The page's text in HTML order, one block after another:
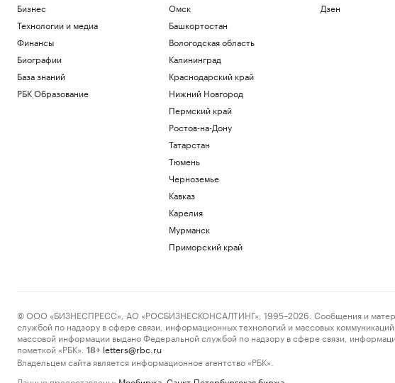
Бизнес
Технологии и медиа
Финансы
Биографии
База знаний
РБК Образование
Омск
Башкортостан
Вологодская область
Калининград
Краснодарский край
Нижний Новгород
Пермский край
Ростов-на-Дону
Татарстан
Тюмень
Черноземье
Кавказ
Карелия
Мурманск
Приморский край
Дзен
© ООО «БИЗНЕСПРЕСС», АО «РОСБИЗНЕСКОНСАЛТИНГ», 1995–2026. Сообщения и
службой по надзору в сфере связи, информационных технологий и массовых
массовой информации выдано Федеральной службой по надзору в сфере связи,
пометкой «РБК».
18+ letters@rbc.ru
Владельцем сайта является информационное агентство «РБК».